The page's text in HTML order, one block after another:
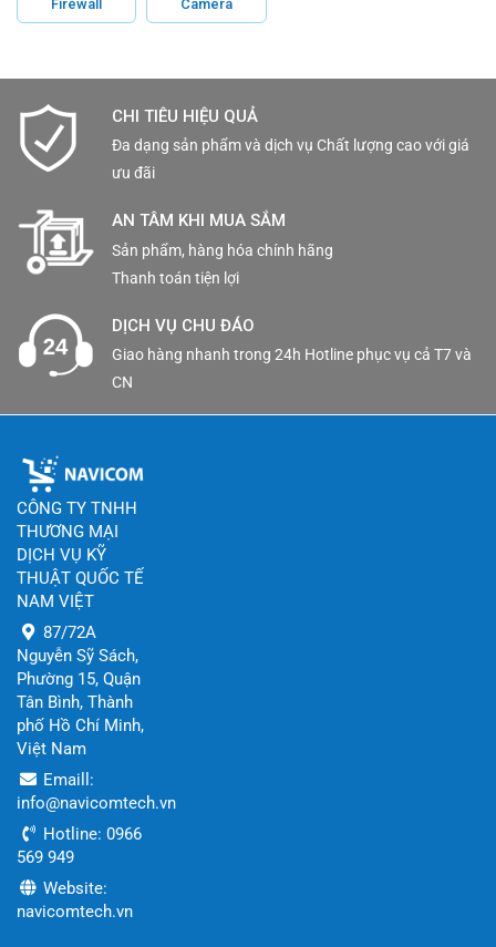
Firewall Camera
CHI TIÊU HIỆU QUẢ
Đa dạng sản phẩm và dịch vụ Chất lượng cao với giá
ưu đãi
AN TÂM KHI MUA SẮM
Sản phẩm, hàng hóa chính hãng
Thanh toán tiện lợi
DỊCH VỤ CHU ĐÁO
Giao hàng nhanh trong 24h Hotline phục vụ cả T7 và
CN
CÔNG TY TNHH
THƯƠNG MẠI
DỊCH VỤ KỸ
THUẬT QUỐC TẾ
NAM VIỆT
87/72A
Nguyễn Sỹ Sách,
Phường 15, Quận
Tân Bình, Thành
phố Hồ Chí Minh,
Việt Nam
Emaill:
info@navicomtech.vn
Hotline: 0966
569 949
Website:
navicomtech.vn